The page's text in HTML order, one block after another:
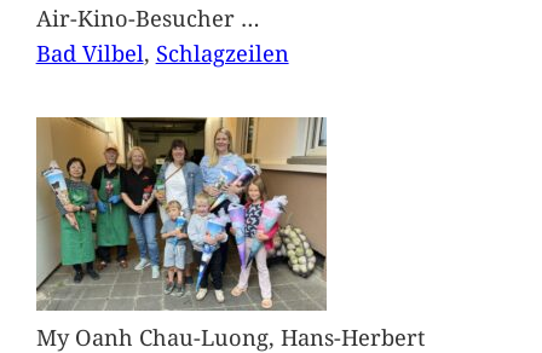
Air-Kino-Besucher …
Bad Vilbel, Schlagzeilen
My Oanh Chau-Luong, Hans-Herbert